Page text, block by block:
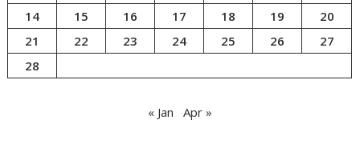
14
15 16 17 18 19
20
21
22 23 24 25 26
27
28
« Jan Apr »